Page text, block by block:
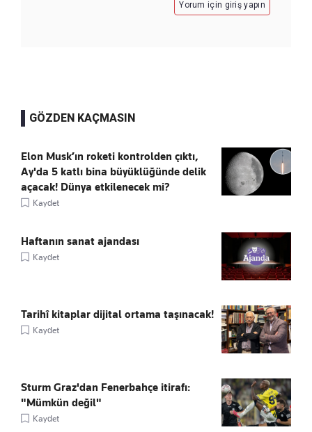
Yorum için giriş yapın
GÖZDEN KAÇMASIN
Elon Musk’ın roketi kontrolden çıktı,
Ay'da 5 katlı bina büyüklüğünde delik
açacak! Dünya etkilenecek mi?
Kaydet
Haftanın sanat ajandası
Kaydet
Tarihî kitaplar dijital ortama taşınacak!
Kaydet
Sturm Graz'dan Fenerbahçe itirafı:
"Mümkün değil"
Kaydet